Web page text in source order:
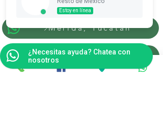
Merida, Yucatan
Resto de la Republica
Estoy en línea
¿Necesitas ayuda? Chatea con
nosotros